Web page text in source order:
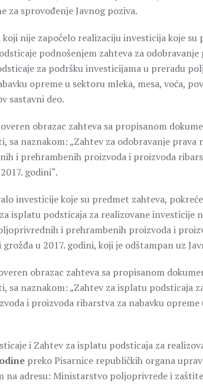
za sprovođenje Javnog poziva.
nije započelo realizaciju investicija koje
podnošenjem zahteva za odobravanje
za podršku investicijama u preradu
opreme u sektoru mleka, mesa, voća,
sastavni deo.
obrazac zahteva sa propisanom
sa naznakom: „Zahtev za odobravanje prava
i prehrambenih proizvoda i proizvoda
godini“.
investicije koje su predmet zahteva,
isplatu podsticaja za realizovane investicije
i prehrambenih proizvoda i
u 2017. godini, koji je odštampan uz
obrazac zahteva sa propisanom
sa naznakom: „Zahtev za isplatu podsticaja
i proizvoda ribarstva za nabavku opreme
i Zahtev za isplatu podsticaja za
preko Pisarnice republičkih organa
na adresu: Ministarstvo poljoprivrede i